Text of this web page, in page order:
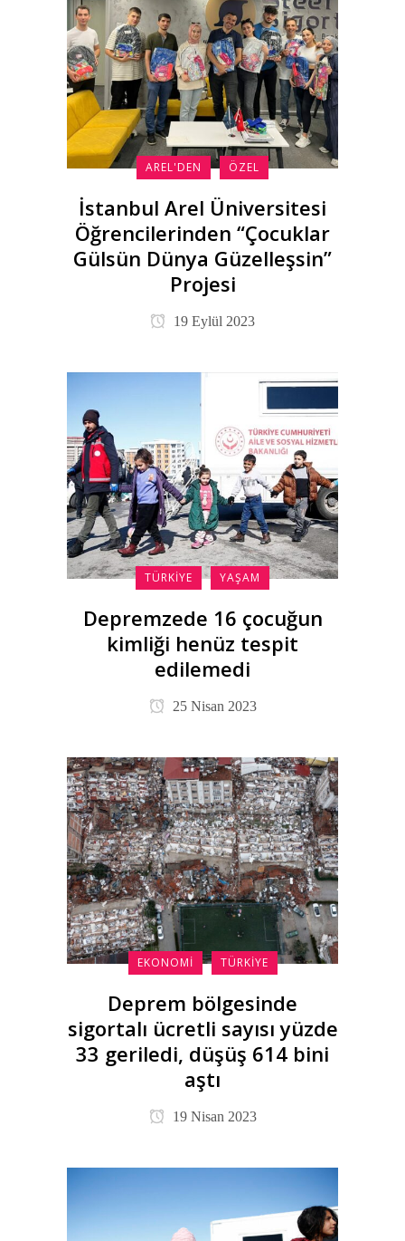
AREL'DEN ÖZEL
İstanbul Arel Üniversitesi
Öğrencilerinden “Çocuklar
Gülsün Dünya Güzelleşsin”
Projesi
19 Eylül 2023
TÜRKIYE YAŞAM
Depremzede 16 çocuğun
kimliği henüz tespit
edilemedi
25 Nisan 2023
EKONOMI TÜRKIYE
Deprem bölgesinde
sigortalı ücretli sayısı yüzde
33 geriledi, düşüş 614 bini
aştı
19 Nisan 2023